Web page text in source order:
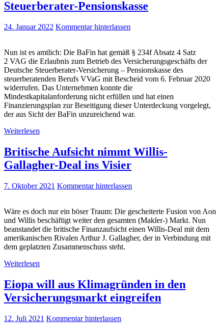
Steuerberater-Pensionskasse
24. Januar 2022 Kommentar hinterlassen
Nun ist es amtlich: Die BaFin hat gemäß § 234f Absatz 4 Satz
2 VAG die Erlaubnis zum Betrieb des Versicherungsgeschäfts der
Deutsche Steuerberater-Versicherung – Pensionskasse des
steuerberatenden Berufs VVaG mit Bescheid vom 6. Februar 2020
widerrufen. Das Unternehmen konnte die
Mindestkapitalanforderung nicht erfüllen und hat einen
Finanzierungsplan zur Beseitigung dieser Unterdeckung vorgelegt,
der aus Sicht der BaFin unzureichend war.
Weiterlesen
Britische Aufsicht nimmt Willis-
Gallagher-Deal ins Visier
7. Oktober 2021 Kommentar hinterlassen
Wäre es doch nur ein böser Traum: Die gescheiterte Fusion von Aon
und Willis beschäftigt weiter den gesamten (Makler-) Markt. Nun
beanstandet die britische Finanzaufsicht einen Willis-Deal mit dem
amerikanischen Rivalen Arthur J. Gallagher, der in Verbindung mit
dem geplatzten Zusammenschuss steht.
Weiterlesen
Eiopa will aus Klimagründen in den
Versicherungsmarkt eingreifen
12. Juli 2021 Kommentar hinterlassen